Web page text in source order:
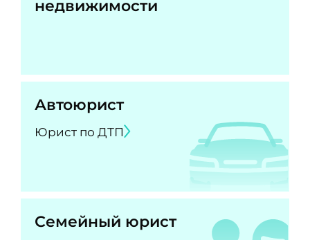
недвижимости
Автоюрист
Юрист по ДТП
Семейный юрист